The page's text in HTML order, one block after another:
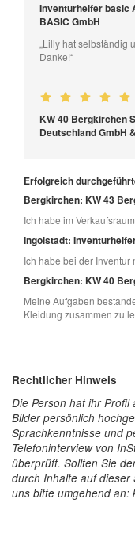
Inventurhelfer basic
BASIC GmbH
„Lilly hat selbständig
Danke!“
KW 40 Bergkirchen
Deutschland GmbH
Erfolgreich
Bergkirchen: KW 43
Ich habe im
Ingolstadt:
Ich habe bei der Inventur
Bergkirchen: KW 40
Meine Aufgaben
Kleidung zusammen zu
Rechtlicher Hinweis
Die Person hat ihr
Bilder persönlich
Sprachkenntnisse und
Telefoninterview von
überprüft. Sollten Sie
durch Inhalte auf dieser
uns bitte umgehend an: